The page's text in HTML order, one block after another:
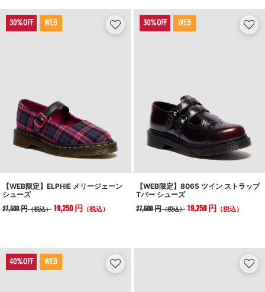
WEB
【WEB限定】ELPHIE メリージェーン
シューズ
27,500 円（税込） 19,250 円 （税込）
WEB
【WEB限定】8065 ツイン ストラップ
Tバー シューズ
27,500 円（税込） 19,250 円 （税込）
WEB